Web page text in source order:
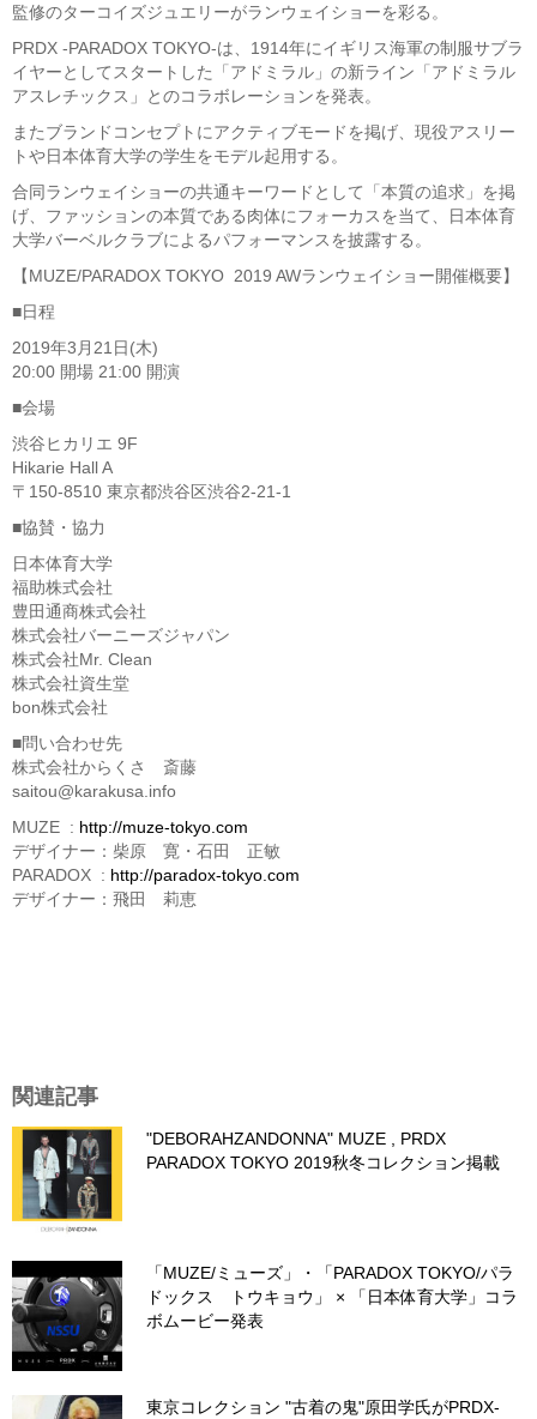
監修のターコイズジュエリーがランウェイショーを彩る。
PRDX -PARADOX TOKYO-は、1914年にイギリス海軍の制服サブラ
イヤーとしてスタートした「アドミラル」の新ライン「アドミラル
アスレチックス」とのコラボレーションを発表。
またブランドコンセプトにアクティブモードを掲げ、現役アスリー
トや日本体育大学の学生をモデル起用する。
合同ランウェイショーの共通キーワードとして「本質の追求」を掲
げ、ファッションの本質である肉体にフォーカスを当て、日本体育
大学バーベルクラブによるパフォーマンスを披露する。
【MUZE/PARADOX TOKYO 2019 AWランウェイショー開催概要】
■日程
2019年3月21日(木)
20:00 開場 21:00 開演
■会場
渋谷ヒカリエ 9F
Hikarie Hall A
〒150-8510 東京都渋谷区渋谷2-21-1
■協賛・協力
日本体育大学
福助株式会社
豊田通商株式会社
株式会社バーニーズジャパン
株式会社Mr. Clean
株式会社資生堂
bon株式会社
■問い合わせ先
株式会社からくさ 斎藤
saitou@karakusa.info
MUZE : http://muze-tokyo.com
デザイナー：柴原 寛・石田 正敏
PARADOX : http://paradox-tokyo.com
デザイナー：飛田 莉恵
関連記事
"DEBORAHZANDONNA" MUZE , PRDX
PARADOX TOKYO 2019秋冬コレクション掲載
「MUZE/ミューズ」・「PARADOX TOKYO/パラ
ドックス トウキョウ」 × 「日本体育大学」コラ
ボムービー発表
東京コレクション "古着の鬼"原田学氏がPRDX-